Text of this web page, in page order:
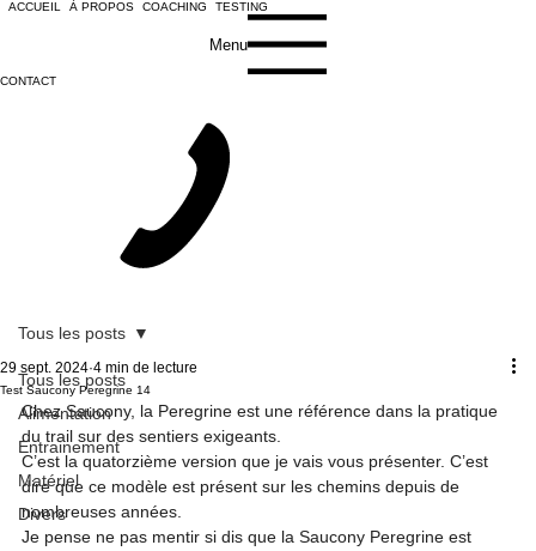
ACCUEIL À PROPOS COACHING TESTING
Menu
CONTACT
Tous les posts
Alimentation
Entrainement
Matériel
Divers
Tous les posts
Test Saucony Peregrine 14
29 sept. 2024 4 min de lecture
Chez Saucony, la Peregrine est une référence dans la pratique
du trail sur des sentiers exigeants.
C’est la quatorzième version que je vais vous présenter. C’est
dire que ce modèle est présent sur les chemins depuis de
nombreuses années.
Je pense ne pas mentir si dis que la Saucony Peregrine est